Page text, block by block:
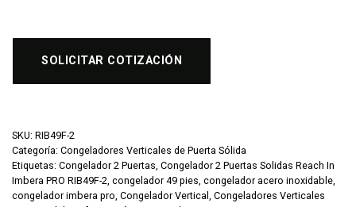
SOLICITAR COTIZACIÓN
SKU: RIB49F-2
Categoría: Congeladores Verticales de Puerta Sólida
Etiquetas: Congelador 2 Puertas Congelador 2 Puertas Solidas Reach In
Imbera PRO RIB49F-2 congelador 49 pies congelador acero inoxidable
congelador imbera pro Congelador Vertical Congeladores Verticales